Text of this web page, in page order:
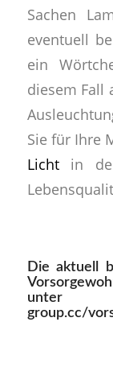
Sachen
eventuell
ein
diesem Fall
Sie für Ihre
Lichtin der
Die aktuell
group.cc/